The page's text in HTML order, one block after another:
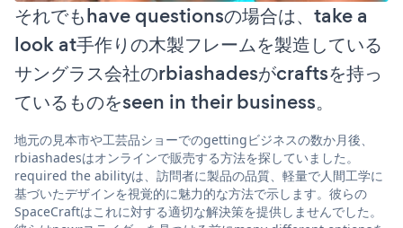
それでもhave questionsの場合は、take a
look at手作りの木製フレームを製造している
サングラス会社のrbiashadesがcraftsを持っ
ているものをseen in their business。
地元の見本市や工芸品ショーでのgettingビジネスの数か月後、
rbiashadesはオンラインで販売する方法を探していました。
required the abilityは、訪問者に製品の品質、軽量で人間工学に
基づいたデザインを視覚的に魅力的な方法で示します。彼らの
SpaceCraftはこれに対する適切な解決策を提供しませんでした。